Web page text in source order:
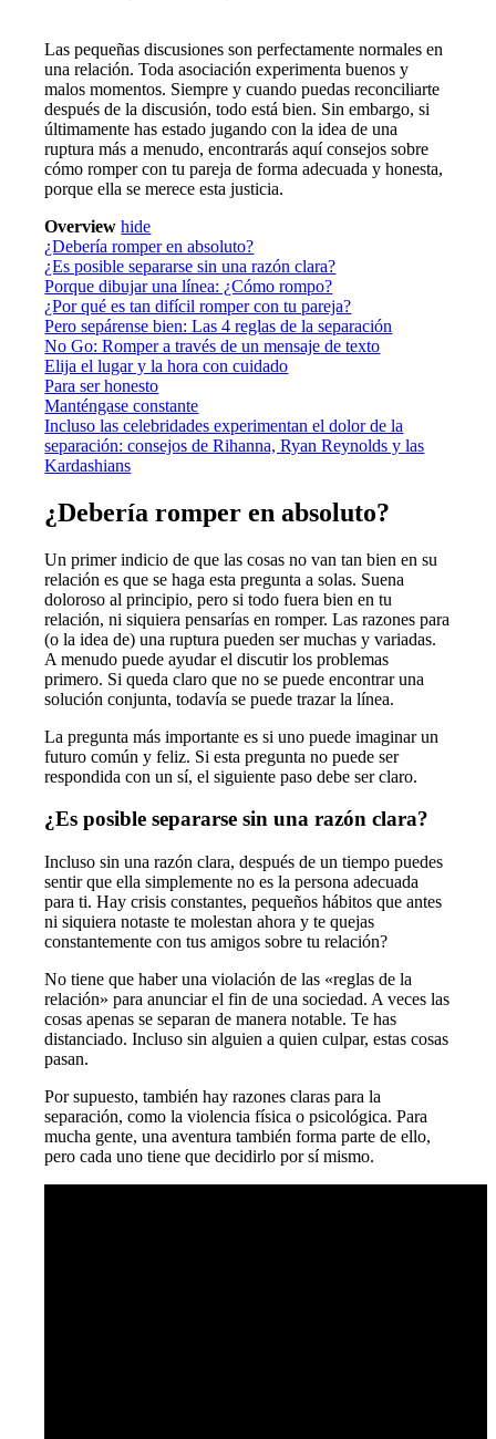
Las pequeñas discusiones son perfectamente normales en
una relación. Toda asociación experimenta buenos y
malos momentos. Siempre y cuando puedas reconciliarte
después de la discusión, todo está bien. Sin embargo, si
últimamente has estado jugando con la idea de una
ruptura más a menudo, encontrarás aquí consejos sobre
cómo romper con tu pareja de forma adecuada y honesta,
porque ella se merece esta justicia.
Overview hide
¿Debería romper en absoluto?
¿Es posible separarse sin una razón clara?
Porque dibujar una línea: ¿Cómo rompo?
¿Por qué es tan difícil romper con tu pareja?
Pero sepárense bien: Las 4 reglas de la separación
No Go: Romper a través de un mensaje de texto
Elija el lugar y la hora con cuidado
Para ser honesto
Manténgase constante
Incluso las celebridades experimentan el dolor de la
separación: consejos de Rihanna, Ryan Reynolds y las
Kardashians
¿Debería romper en absoluto?
Un primer indicio de que las cosas no van tan bien en su
relación es que se haga esta pregunta a solas. Suena
doloroso al principio, pero si todo fuera bien en tu
relación, ni siquiera pensarías en romper. Las razones para
(o la idea de) una ruptura pueden ser muchas y variadas.
A menudo puede ayudar el discutir los problemas
primero. Si queda claro que no se puede encontrar una
solución conjunta, todavía se puede trazar la línea.
La pregunta más importante es si uno puede imaginar un
futuro común y feliz. Si esta pregunta no puede ser
respondida con un sí, el siguiente paso debe ser claro.
¿Es posible separarse sin una razón clara?
Incluso sin una razón clara, después de un tiempo puedes
sentir que ella simplemente no es la persona adecuada
para ti. Hay crisis constantes, pequeños hábitos que antes
ni siquiera notaste te molestan ahora y te quejas
constantemente con tus amigos sobre tu relación?
No tiene que haber una violación de las «reglas de la
relación» para anunciar el fin de una sociedad. A veces las
cosas apenas se separan de manera notable. Te has
distanciado. Incluso sin alguien a quien culpar, estas cosas
pasan.
Por supuesto, también hay razones claras para la
separación, como la violencia física o psicológica. Para
mucha gente, una aventura también forma parte de ello,
pero cada uno tiene que decidirlo por sí mismo.